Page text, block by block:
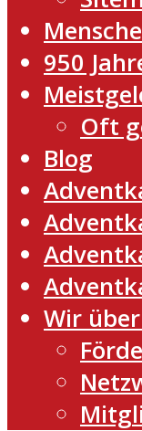
950
Oft
Blog
Wir